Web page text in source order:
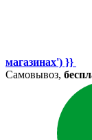
магазинах') }}
Самовывоз,